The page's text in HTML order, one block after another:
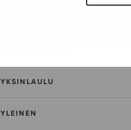
YKSINLAULU
YLEINEN